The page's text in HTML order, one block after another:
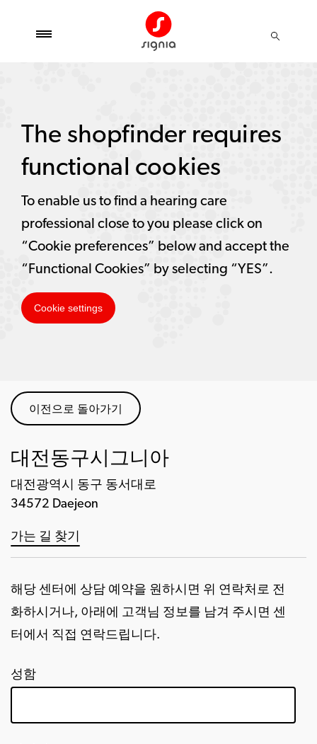
이전으로 돌아가기
대전동구시그니아
대전광역시 동구 동서대로
34572 Daejeon
가는 길 찾기
해당 센터에 상담 예약을 원하시면 위 연락처로 전
화하시거나, 아래에 고객님 정보를 남겨 주시면 센
터에서 직접 연락드립니다.
성함
The shopfinder requires
functional cookies
To enable us to find a hearing care
professional close to you please click on
“Cookie preferences” below and accept the
“Functional Cookies” by selecting “YES”.
Cookie settings